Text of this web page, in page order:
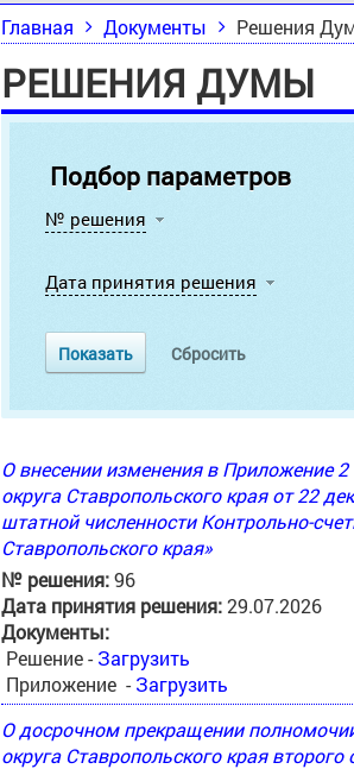
Главная Документы Решения
РЕШЕНИЯ ДУМЫ
Подбор параметров
№ решения
Дата принятия решения
О внесении изменения в Приложение
округа Ставропольского края от 22
штатной численности Контрольно-
Ставропольского края»
№ решения:96
Дата принятия решения:29.07.2026
Документы:
Решение - Загрузить
Приложение - Загрузить
О досрочном прекращении
округа Ставропольского края